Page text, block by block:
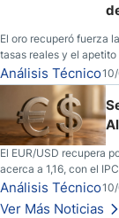
El oro recuperó fuerza
tasas reales y el
Análisis Técnico
El EUR/USD recupera
acerca a 1,16, con el
Análisis Técnico
Ver Más Noticias